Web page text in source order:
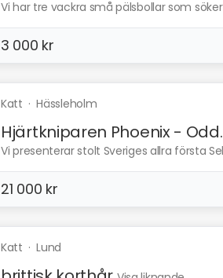
Vi har tre vackra små pälsbollar som
3 000 kr
Katt ·Hässleholm
Hjärtkniparen Phoenix -
Vi presenterar stolt Sveriges allra första
21 000 kr
Katt ·Lund